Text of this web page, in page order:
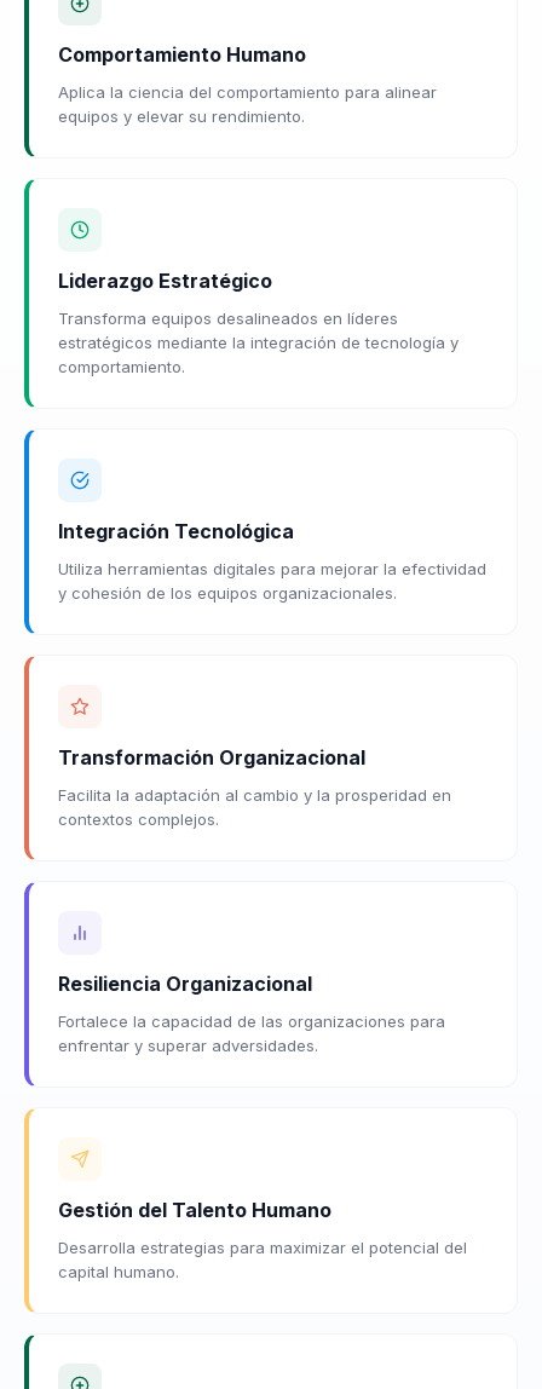
Comportamiento Humano
Aplica la ciencia del comportamiento para alinear
equipos y elevar su rendimiento.
Liderazgo Estratégico
Transforma equipos desalineados en líderes
estratégicos mediante la integración de tecnología y
comportamiento.
Integración Tecnológica
Utiliza herramientas digitales para mejorar la efectividad
y cohesión de los equipos organizacionales.
Transformación Organizacional
Facilita la adaptación al cambio y la prosperidad en
contextos complejos.
Resiliencia Organizacional
Fortalece la capacidad de las organizaciones para
enfrentar y superar adversidades.
Gestión del Talento Humano
Desarrolla estrategias para maximizar el potencial del
capital humano.